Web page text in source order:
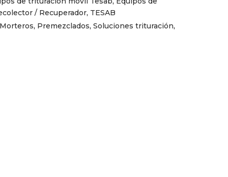
/ Recuperador, TESAB
Morteros, Premezclados, Soluciones trituración,